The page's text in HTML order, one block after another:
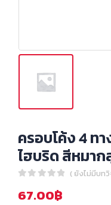
ครอบโค้ง 4 ท
ไฮบริด สีหมา
( ยังไม่มีบท
67.00฿